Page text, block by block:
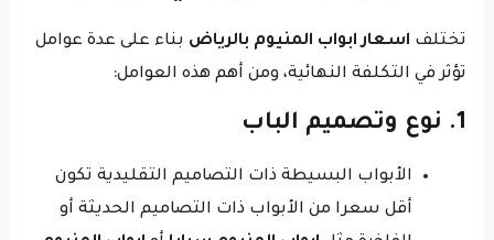
تختلف اسعار ابواب المنيوم بالرياض بناء على عدة عوامل
تؤثر في التكلفة النهائية، ومن أهم هذه العوامل:
1. نوع وتصميم الباب
الأبواب البسيطة ذات التصاميم التقليدية تكون
أقل سعرا من الأبواب ذات التصاميم الحديثة أو